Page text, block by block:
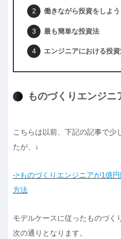
働きながら投資をしよう
最も簡単な投資法
エンジニアにおける投
ものづくりエンジニ
こちらは以前、下記の記事で少
たが、↓
->ものづくりエンジニアが1億
方法
モデルケースに従ったものづく
次の通りとなります。